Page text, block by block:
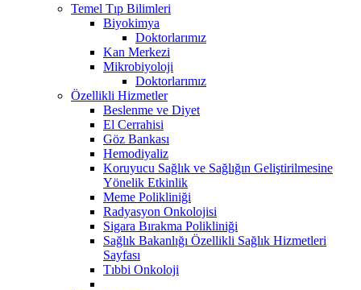
Temel Tıp Bilimleri
Biyokimya
Doktorlarımız
Kan Merkezi
Mikrobiyoloji
Doktorlarımız
Özellikli Hizmetler
Beslenme ve Diyet
El Cerrahisi
Göz Bankası
Hemodiyaliz
Koruyucu Sağlık ve Sağlığın Geliştirilmesine
Yönelik Etkinlik
Meme Polikliniği
Radyasyon Onkolojisi
Sigara Bırakma Polikliniği
Sağlık Bakanlığı Özellikli Sağlık Hizmetleri
Sayfası
Tıbbi Onkoloji